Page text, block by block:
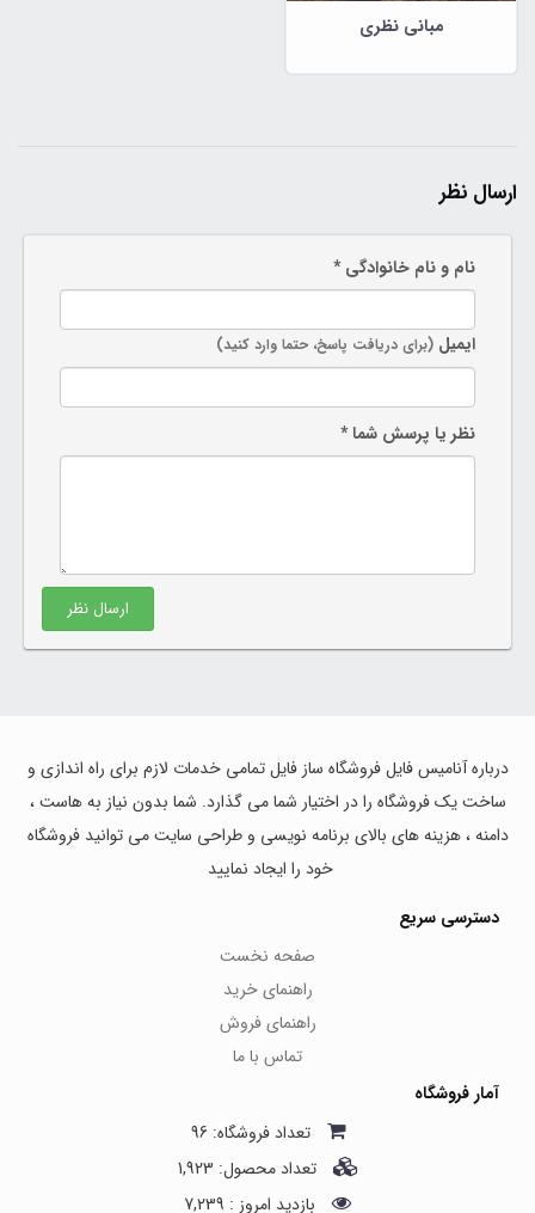
مبانی نظری
ارسال نظر
نام و نام خانوادگی *
ایمیل (برای دریافت پاسخ، حتما وارد کنید)
نظر یا پرسش شما *
ارسال نظر
درباره آنامیس فایل فروشگاه ساز فایل تمامی خدمات لازم برای راه اندازی و
ساخت یک فروشگاه را در اختیار شما می گذارد. شما بدون نیاز به هاست ،
دامنه ، هزینه های بالای برنامه نویسی و طراحی سایت می توانید فروشگاه
خود را ایجاد نمایید
دسترسی سریع
صفحه نخست
راهنمای خرید
راهنمای فروش
تماس با ما
آمار فروشگاه
تعداد فروشگاه: 96
تعداد محصول: 1,923
بازدید امروز : 7,239